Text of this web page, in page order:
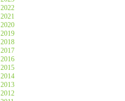
2022
2021
2020
2019
2018
2017
2016
2015
2014
2013
2012